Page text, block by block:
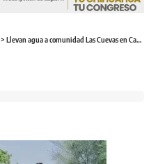
> Llevan agua a comunidad Las Cuevas en Camargo